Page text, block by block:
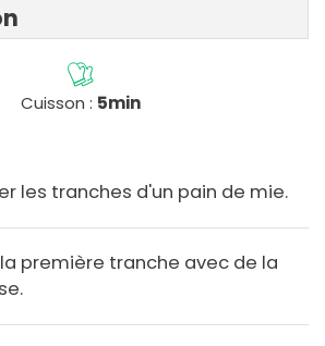
Cuisson : 5min
les tranches d'un pain de mie.
première tranche avec de la